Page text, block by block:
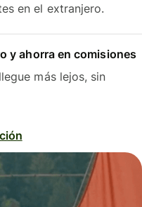
en el extranjero.
y ahorra en comisiones
más lejos, sin